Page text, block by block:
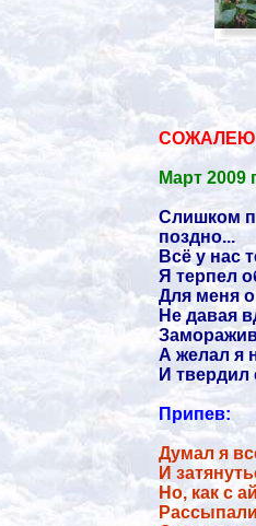
СОЖАЛЕЮ
Март 2009
Слишком
поздно...
Всё у нас
Я терпел
Для меня
Не давая
А желал я
И твердил
Припев:
Думал я
И
Но, как с